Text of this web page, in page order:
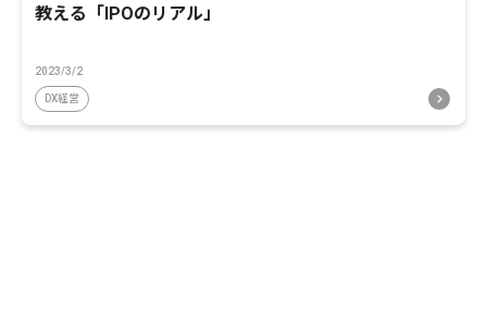
教える「IPOのリアル」
2023/3/2
DX経営